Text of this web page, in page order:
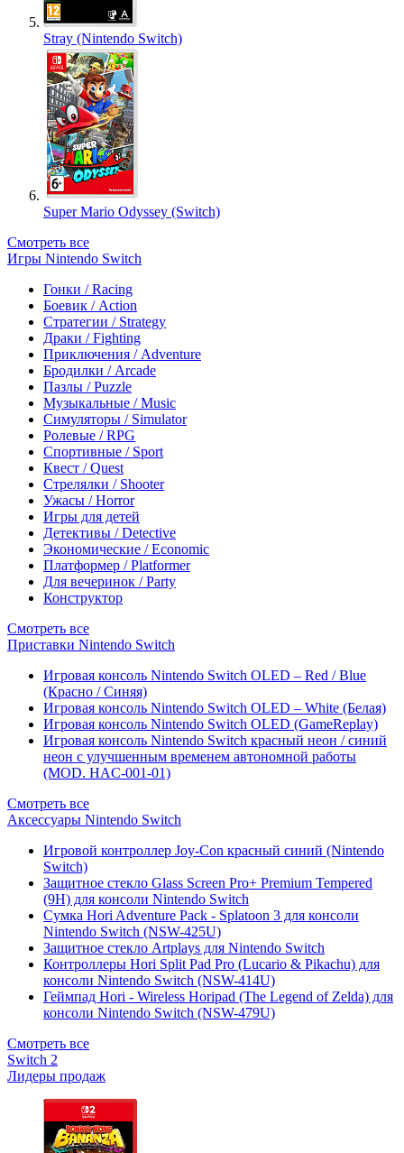
Stray (Nintendo Switch)
Super Mario Odyssey (Switch)
Смотреть все
Игры Nintendo Switch
Гонки / Racing
Боевик / Action
Стратегии / Strategy
Драки / Fighting
Приключения / Adventure
Бродилки / Arcade
Пазлы / Puzzle
Музыкальные / Music
Симуляторы / Simulator
Ролевые / RPG
Спортивные / Sport
Квест / Quest
Стрелялки / Shooter
Ужасы / Horror
Игры для детей
Детективы / Detective
Экономические / Economic
Платформер / Platformer
Для вечеринок / Party
Конструктор
Смотреть все
Приставки Nintendo Switch
Игровая консоль Nintendo Switch OLED – Red / Blue
(Красно / Синяя)
Игровая консоль Nintendo Switch OLED – White (Белая)
Игровая консоль Nintendo Switch OLED (GameReplay)
Игровая консоль Nintendo Switch красный неон / синий
неон с улучшенным временем автономной работы
(MOD. HAC-001-01)
Смотреть все
Аксессуары Nintendo Switch
Игровой контроллер Joy-Con красный синий (Nintendo
Switch)
Защитное стекло Glass Screen Pro+ Premium Tempered
(9H) для консоли Nintendo Switch
Сумка Hori Adventure Pack - Splatoon 3 для консоли
Nintendo Switch (NSW-425U)
Защитное стекло Artplays для Nintendo Switch
Контроллеры Hori Split Pad Pro (Lucario & Pikachu) для
консоли Nintendo Switch (NSW-414U)
Геймпад Hori - Wireless Horipad (The Legend of Zelda) для
консоли Nintendo Switch (NSW-479U)
Смотреть все
Switch 2
Лидеры продаж